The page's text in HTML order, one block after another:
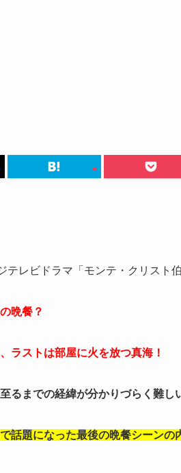
テレビドラマ「モンテ・クリスト
晩餐？
ラストは部屋に火を放つ真海！
るまでの経緯が分かりづらく難し
話題になった最後の晩餐シーンの